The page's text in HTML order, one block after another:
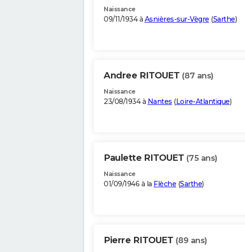
Naissance
09/11/1934 à Asnières-sur-Vègre (Sarthe)
Andree RITOUET (87 ans)
Naissance
23/08/1934 à Nantes (Loire-Atlantique)
Paulette RITOUET (75 ans)
Naissance
01/09/1946 à la Flèche (Sarthe)
Pierre RITOUET (89 ans)